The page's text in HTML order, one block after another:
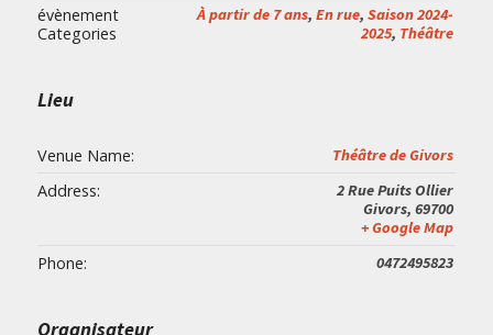
évènement
Categories
À partir de 7 ans, En rue, Saison 2024-
2025, Théâtre
Lieu
Venue Name: Théâtre de Givors
Address:
2 Rue Puits Ollier
Givors, 69700
+ Google Map
Phone: 0472495823
Organisateur